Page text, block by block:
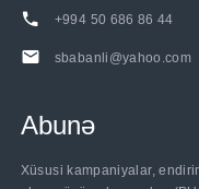
+994 50 686 86 44
sbabanli@yahoo.com
Abunə
Xüsusi kampaniyalar,